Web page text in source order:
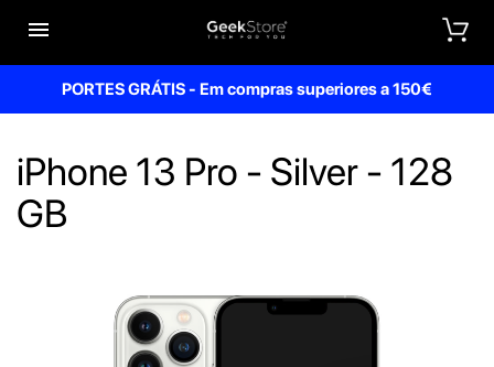

PORTES GRÁTIS - Em compras superiores a 150€
iPhone 13 Pro - Silver - 128
GB